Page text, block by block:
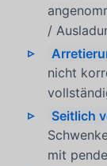
/
nicht
Seitlich
mit